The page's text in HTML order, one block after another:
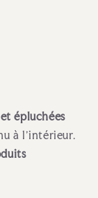
épluchées
à l’intérieur.